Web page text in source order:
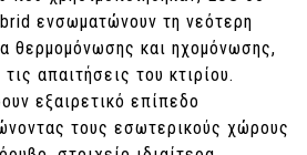
ενσωματώνουν τη νεότερη
θερμομόνωσης και ηχομόνωσης,
απαιτήσεις του κτιρίου.
εξαιρετικό επίπεδο
τους εσωτερικούς χώρους